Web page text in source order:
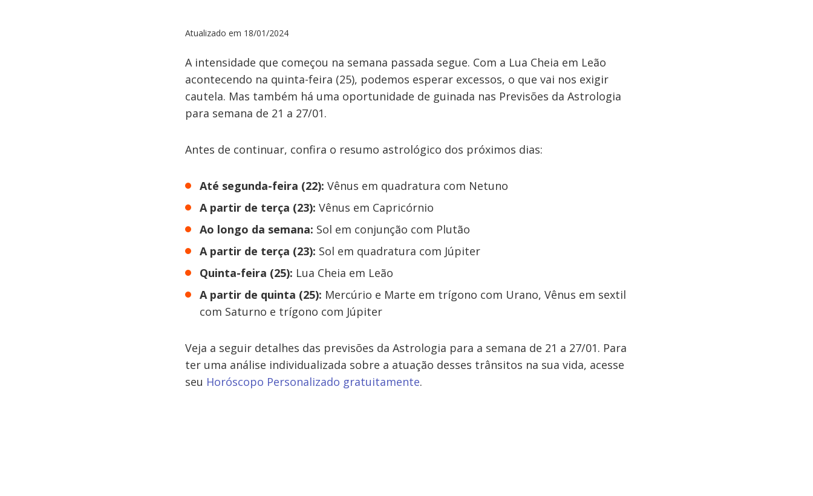
Atualizado em 18/01/2024
​A intensidade que começou na semana passada segue. Com a Lua Cheia em Leão
acontecendo na quinta-feira (25), podemos esperar excessos, o que vai nos exigir
cautela. Mas também há uma oportunidade de guinada nas Previsões da Astrologia
para semana de 21 a 27/01.
Antes de continuar, confira o resumo astrológico dos próximos dias:
Até segunda-feira (22): Vênus em quadratura com Netuno
A partir de terça (23): Vênus em Capricórnio
Ao longo da semana: Sol em conjunção com Plutão
A partir de terça (23): Sol em quadratura com Júpiter
Quinta-feira (25): Lua Cheia em Leão
A partir de quinta (25): Mercúrio e Marte em trígono com Urano, Vênus em sextil
com Saturno e trígono com Júpiter
Veja a seguir detalhes das previsões da Astrologia para a semana de 21 a 27/01. Para
ter uma análise individualizada sobre a atuação desses trânsitos na sua vida, acesse
seu Horóscopo Personalizado gratuitamente.